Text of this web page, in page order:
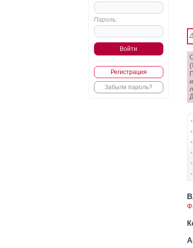
Пароль:
Регистрация
Забыли пароль?